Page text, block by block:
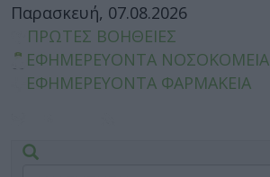
Παρασκευή, 07.08.2026
ΠΡΩΤΕΣ ΒΟΗΘΕΙΕΣ
ΕΦΗΜΕΡΕΥΟΝΤΑ ΝΟΣΟΚΟΜΕΙΑ
ΕΦΗΜΕΡΕΥΟΝΤΑ ΦΑΡΜΑΚΕΙΑ